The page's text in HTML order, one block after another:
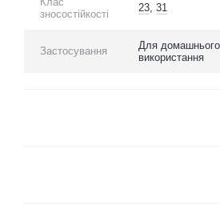
зносостійкості
23, 31
Застосування
Для домашнього
використання